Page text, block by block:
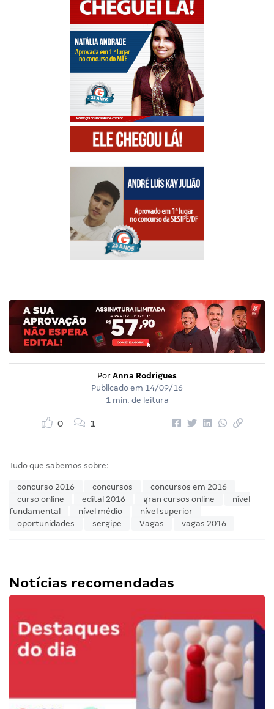
Por Anna Rodrigues
Publicado em 14/09/16
1 min. de leitura
0 1
Tudo que sabemos sobre:
concurso 2016 concursos
concursos em 2016
curso online
edital 2016 gran cursos online
nível
fundamental
nível médio
nível superior
oportunidades
sergipe Vagas vagas 2016
Notícias recomendadas